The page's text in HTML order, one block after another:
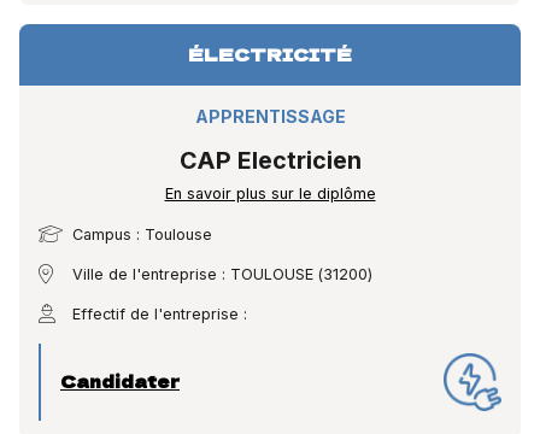
ÉLECTRICITÉ
APPRENTISSAGE
CAP Electricien
En savoir plus sur le diplôme
Campus : Toulouse
Ville de l'entreprise : TOULOUSE (31200)
Effectif de l'entreprise :
Candidater